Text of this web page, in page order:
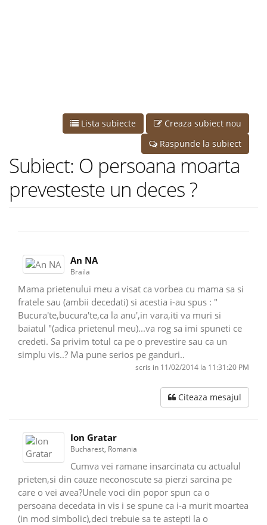
Lista subiecte
Creaza subiect nou
Raspunde la subiect
Subiect: O persoana moarta
prevesteste un deces ?
An NA
Braila
Mama prietenului meu a visat ca vorbea cu mama sa si
fratele sau (ambii decedati) si acestia i-au spus : "
Bucura'te,bucura'te,ca la anu',in vara,iti va muri si
baiatul "(adica prietenul meu)...va rog sa imi spuneti ce
credeti. Sa privim totul ca pe o prevestire sau ca un
simplu vis..? Ma pune serios pe ganduri..
scris in 11/02/2014 la 11:31:20 PM
Citeaza mesajul
Ion Gratar
Bucharest, Romania
Cumva vei ramane insarcinata cu actualul
prieten,si din cauze neconoscute sa pierzi sarcina pe
care o vei avea?Unele voci din popor spun ca o
persoana decedata in vis i se spune ca i-a murit moartea
(in mod simbolic),deci trebuie sa te astepti la o